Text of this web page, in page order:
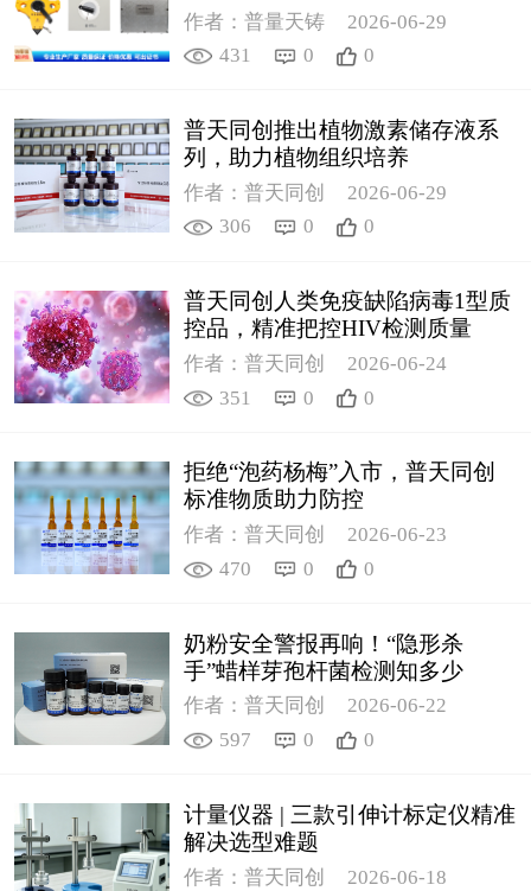
作者：普量天铸
2026-06-29
431
0 0
普天同创推出植物激素储存液系
列，助力植物组织培养
作者：普天同创
2026-06-29
306
0 0
普天同创人类免疫缺陷病毒1型质
控品，精准把控HIV检测质量
作者：普天同创
2026-06-24
351
0 0
拒绝“泡药杨梅”入市，普天同创
标准物质助力防控
作者：普天同创
2026-06-23
470
0 0
奶粉安全警报再响！“隐形杀
手”蜡样芽孢杆菌检测知多少
作者：普天同创
2026-06-22
597
0 0
计量仪器 | 三款引伸计标定仪精准
解决选型难题
作者：普天同创 2026-06-18